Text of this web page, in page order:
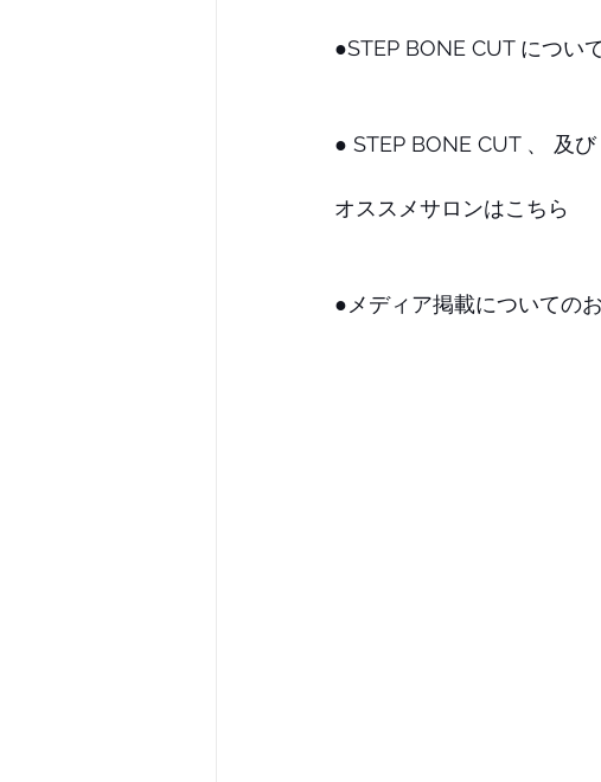
●STEP BONE CUT につい
● STEP BONE CUT 、 及
オススメサロンはこちら
●メディア掲載についての